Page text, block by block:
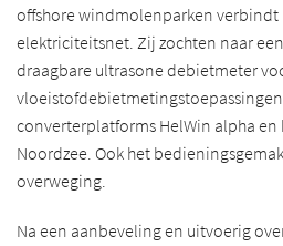
offshore windmolenparken
elektriciteitsnet. Zij zochten naar
draagbare ultrasone debietmeter
converterplatforms HelWin alpha en
Noordzee. Ook het
overweging.
Na een aanbeveling en uitvoerig